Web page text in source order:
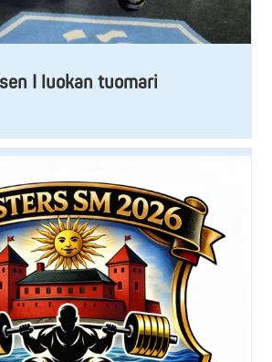
I luokan tuomari